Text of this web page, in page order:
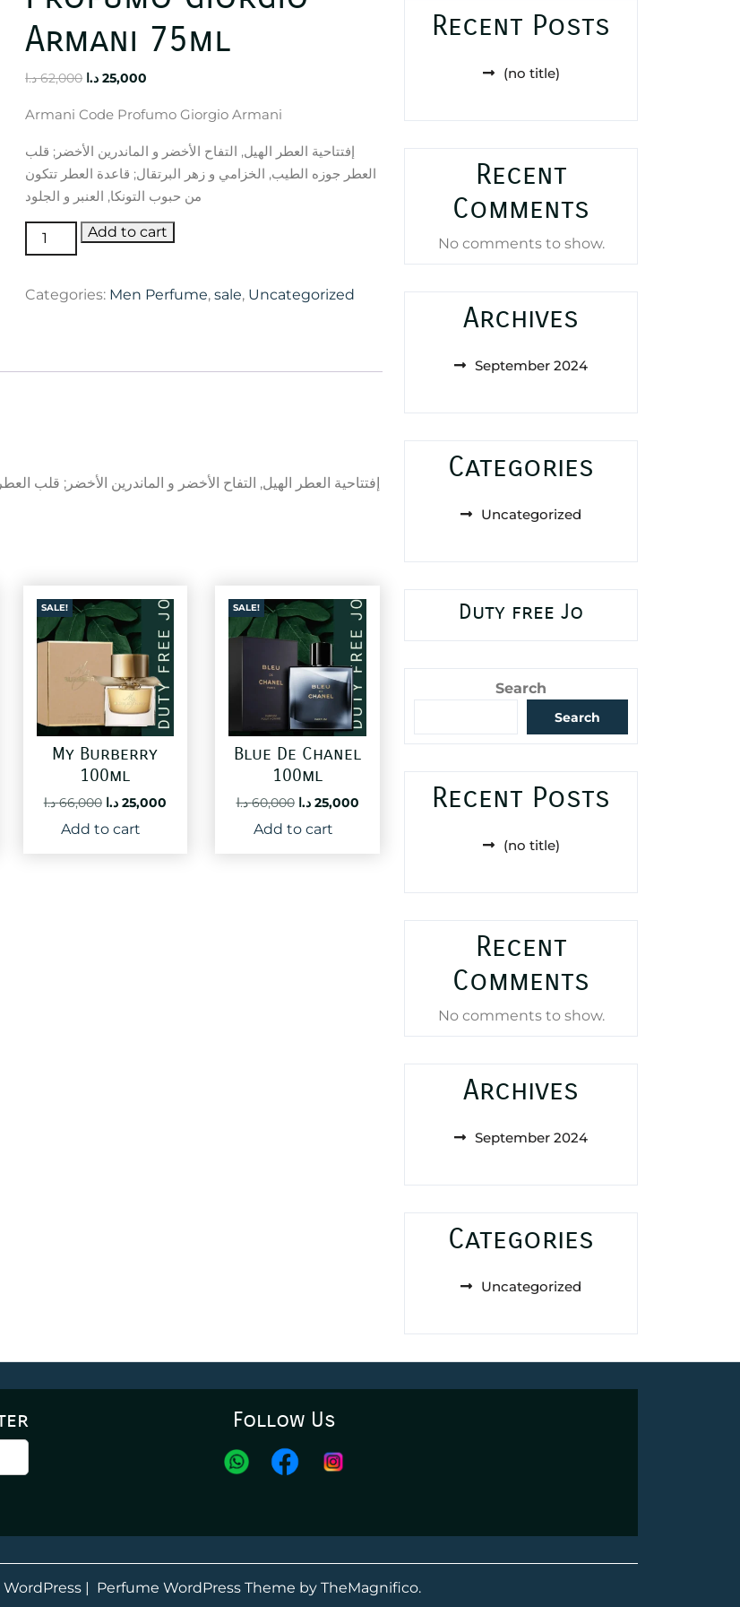
Armani 75ml
62,000 د.ا
Original
was:
25,000 د.ا
is:
Armani Code Profumo Giorgio Armani
إفتتاحية العطر الهيل, التفاح الأخضر و الماندرين الأخضر; قلب
العطر جوزه الطيب, الخزامي و زهر البرتقال; قاعدة العطر تتكون
من حبوب التونكا, العنبر و الجلود
Armani
Code
Giorgio
Add to cart
Categories: Men Perfume,sale, Uncategorized
إفتتاحية العطر الهيل, التفاح الأخضر و الماندرين الأخضر; قلب
SALE!
My Burberry
100ml
66,000 د.ا
Original
price
was:
25,000 د.ا
Current
Add to cart
SALE!
Blue De Chanel
100ml
60,000 د.ا
Original
price
was:
25,000 د.ا
Current
Add to cart
Recent Posts
(no title)
Recent
Comments
No comments to show.
Archives
September 2024
Categories
Uncategorized
Duty free Jo
Search
Search
Recent Posts
(no title)
Recent
Comments
No comments to show.
Archives
September 2024
Categories
Uncategorized
Follow Us
| Perfume WordPress Theme by TheMagnifico.